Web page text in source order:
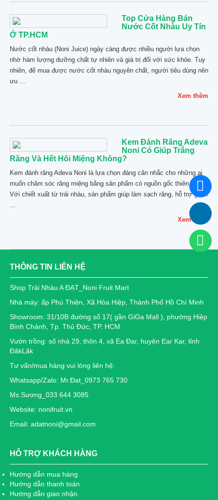
Top Cửa Hàng Bán
Nước Cốt Nhàu Uy Tín
Ở TP.HCM
Nước cốt nhàu (Noni Juice) ngày càng được nhiều người lựa chọn
nhờ hàm lượng dưỡng chất tự nhiên và giá trị đối với sức khỏe. Tuy
nhiên, để mua được nước cốt nhàu nguyên chất, người tiêu dùng nên
ưu ...
Xem thêm
Kem Đánh Răng Adeva
Noni Có Giúp Trắng
Răng Và Hết Hôi Miệng Không?
Kem đánh răng Adeva Noni là lựa chọn đáng cân nhắc cho những ai
muốn chăm sóc răng miệng bằng sản phẩm có nguồn gốc thiên nhiên.
Với chiết xuất từ trái nhàu, sản phẩm giúp làm sạch răng, hỗ trợ giảm
...
Xem thêm
THÔNG TIN LIÊN HỆ
Shop Trái Nhàu A ĐẠT_Noni Fruit Mart
Nhà máy: ấp Phú Thiện, Xã Hòa Hiệp, Thành Phố Hồ Chí Minh
Showroom: 31/10B đường số 17( gần GiGa Mall ), phường Hiệp
Bình Chánh, Tp. Thủ Đức, TP. HCM
Vườn trồng: số nhà 29, thôn 4, xã Ea Đar, huyện Ear Kar, tỉnh
ĐăkLăk
Tư vấn/mua hàng vui lòng liên hệ:
Whatsapp/Zalo: Mr.Đat_0973 765 730
Ms.Sương_033 644 3085
Website: nonifruit.vn
Email: adatnoni@gmail.com
HỖ TRỢ KHÁCH HÀNG
Hướng dẫn mua hàng
Hướng dẫn thanh toán
Hướng dẫn giao nhận